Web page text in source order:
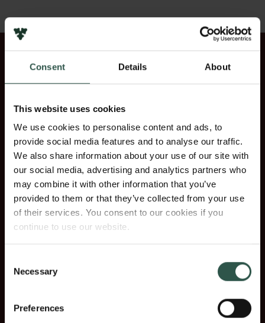
Consent Details About
This website uses cookies
We use cookies to personalise content and ads, to
provide social media features and to analyse our traffic.
We also share information about your use of our site with
our social media, advertising and analytics partners who
may combine it with other information that you’ve
provided to them or that they’ve collected from your use
of their services. You consent to our cookies if you
continue to use our website.
Selection
Necessary
Preferences
PODCAST
Live-interviews med modtagerne af
Carlsbergfondets Forskningspriser
2024